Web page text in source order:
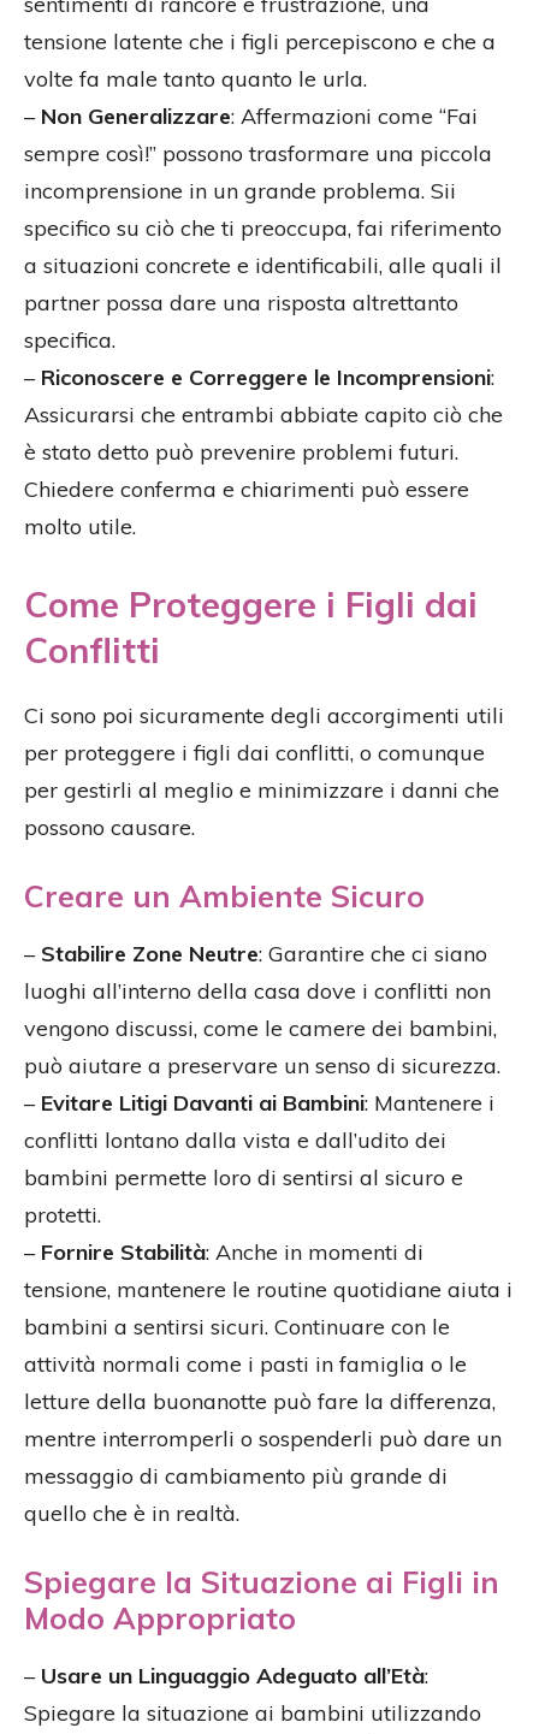
tensione latente che i figli percepiscono e che a
volte fa male tanto quanto le urla.
– Non Generalizzare: Affermazioni come “Fai
sempre così!” possono trasformare una piccola
incomprensione in un grande problema. Sii
specifico su ciò che ti preoccupa, fai riferimento
a situazioni concrete e identificabili, alle quali il
partner possa dare una risposta altrettanto
specifica.
– Riconoscere e Correggere le Incomprensioni:
Assicurarsi che entrambi abbiate capito ciò che
è stato detto può prevenire problemi futuri.
Chiedere conferma e chiarimenti può essere
molto utile.
Come Proteggere i Figli dai
Conflitti
Ci sono poi sicuramente degli accorgimenti utili
per proteggere i figli dai conflitti, o comunque
per gestirli al meglio e minimizzare i danni che
possono causare.
Creare un Ambiente Sicuro
– Stabilire Zone Neutre: Garantire che ci siano
luoghi all’interno della casa dove i conflitti non
vengono discussi, come le camere dei bambini,
può aiutare a preservare un senso di sicurezza.
– Evitare Litigi Davanti ai Bambini: Mantenere i
conflitti lontano dalla vista e dall’udito dei
bambini permette loro di sentirsi al sicuro e
protetti.
– Fornire Stabilità: Anche in momenti di
tensione, mantenere le routine quotidiane aiuta i
bambini a sentirsi sicuri. Continuare con le
attività normali come i pasti in famiglia o le
letture della buonanotte può fare la differenza,
mentre interromperli o sospenderli può dare un
messaggio di cambiamento più grande di
quello che è in realtà.
Spiegare la Situazione ai Figli in
Modo Appropriato
– Usare un Linguaggio Adeguato all’Età:
Spiegare la situazione ai bambini utilizzando